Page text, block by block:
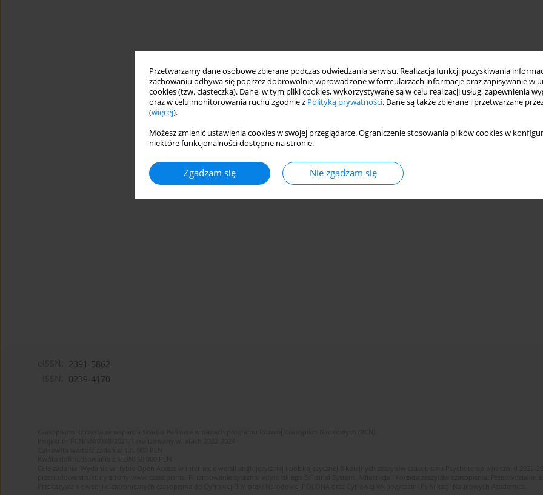
Przetwarzamy dane osobowe zbierane podczas odwiedzania serwisu. Realizacja funkcji pozyskiwania
zachowaniu odbywa się poprzez dobrowolnie wprowadzone w formularzach informacje oraz zapisywanie w
cookies (tzw. ciasteczka). Dane, w tym pliki cookies, wykorzystywane są w celu realizacji usług, zapewnienia
oraz w celu monitorowania ruchu zgodnie z Polityką prywatności. Dane są także zbierane i przetwarzane
(więcej).
Możesz zmienić ustawienia cookies w swojej przeglądarce. Ograniczenie stosowania plików cookies w
niektóre funkcjonalności dostępne na stronie.
Zgadzam się Nie zgadzam się
2391-5862
0239-4170